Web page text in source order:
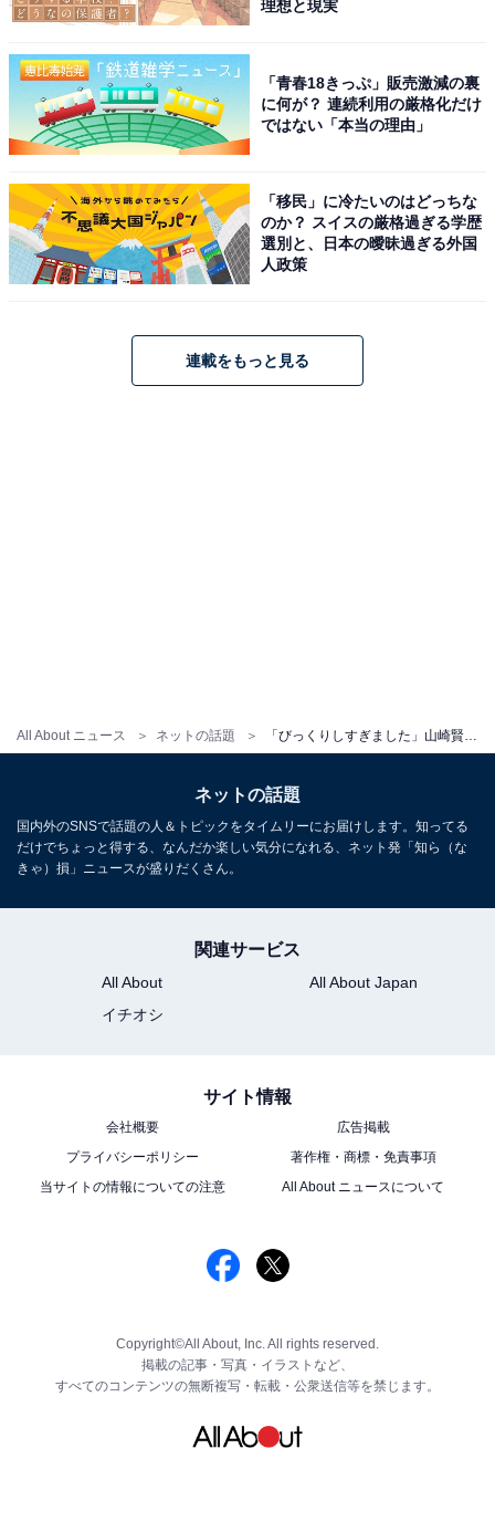
All About ニュース ネットの話題
理想と現実
「青春18きっぷ」販売激減の裏
に何が？ 連続利用の厳格化だけ
ではない「本当の理由」
「移民」に冷たいのはどっちな
のか？ スイスの厳格過ぎる学歴
選別と、日本の曖昧過ぎる外国
人政策
連載をもっと見る
ネットの話題
国内外のSNSで話題の人＆トピックをタイムリーにお届けします。知ってる
だけでちょっと得する、なんだか楽しい気分になれる、ネット発「知ら（な
きゃ）損」ニュースが盛りだくさん。
関連サービス
All About
All About Japan
イチオシ
サイト情報
会社概要
広告掲載
プライバシーポリシー
著作権・商標・免責事項
当サイトの情報についての注意
All About ニュースについて
Copyright©All About, Inc. All rights reserved.
掲載の記事・写真・イラストなど、
すべてのコンテンツの無断複写・転載・公衆送信等を禁じます。